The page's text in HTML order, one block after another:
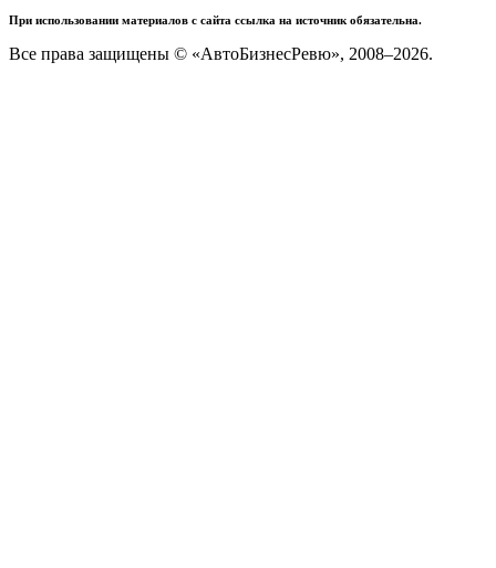
При использовании материалов с сайта ссылка на источник обязательна.
Все права защищены © «АвтоБизнесРевю», 2008–2026.